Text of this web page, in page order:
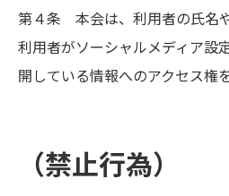
第４条 本会は、利用者の氏名
利用者がソーシャルメディア設
開している情報へのアクセス権
（禁止行為）